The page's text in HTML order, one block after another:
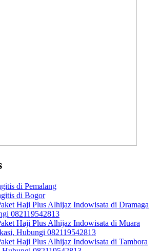
di Pemalang
di Bogor
Haji Plus Alhijaz Indowisata di Dramaga
082119542813
Haji Plus Alhijaz Indowisata di Muara
Hubungi 082119542813
Haji Plus Alhijaz Indowisata di Tambora